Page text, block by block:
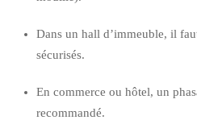
Dans un hall d’immeuble, il
sécurisés.
En commerce ou hôtel, un
recommandé.